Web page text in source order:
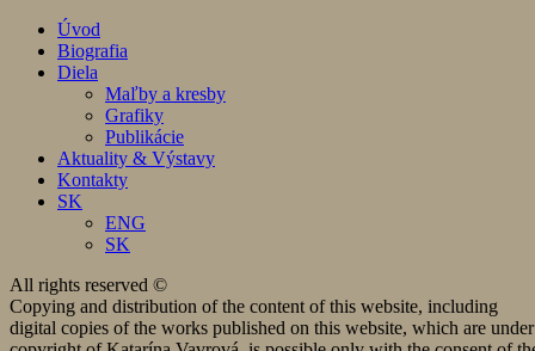
Úvod
Biografia
Diela
Maľby a kresby
Grafiky
Publikácie
Aktuality & Výstavy
Kontakty
SK
ENG
SK
All rights reserved ©
Copying and distribution of the content of this website, including
digital copies of the works published on this website, which are under